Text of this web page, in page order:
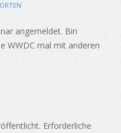
angemeldet. Bin
WWDC mal mit anderen
Erforderliche